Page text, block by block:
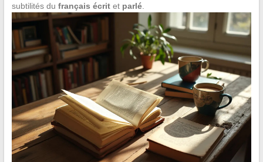
subtilités du français écritet parlé.